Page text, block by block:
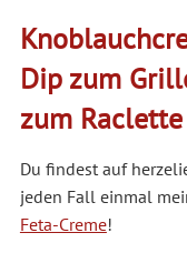
Dip zum
zum Raclette
Du findest auf
jeden Fall einmal
Feta-Creme!